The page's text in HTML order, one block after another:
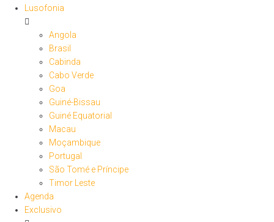
Lusofonia
Angola
Brasil
Cabinda
Cabo Verde
Goa
Guiné-Bissau
Guiné Equatorial
Macau
Moçambique
Portugal
São Tomé e Príncipe
Timor Leste
Agenda
Exclusivo